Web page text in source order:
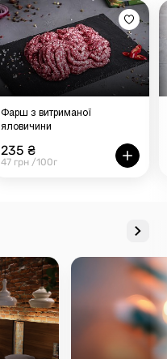
Фарш з витриманої
яловичини
235 ₴
47 грн /100г